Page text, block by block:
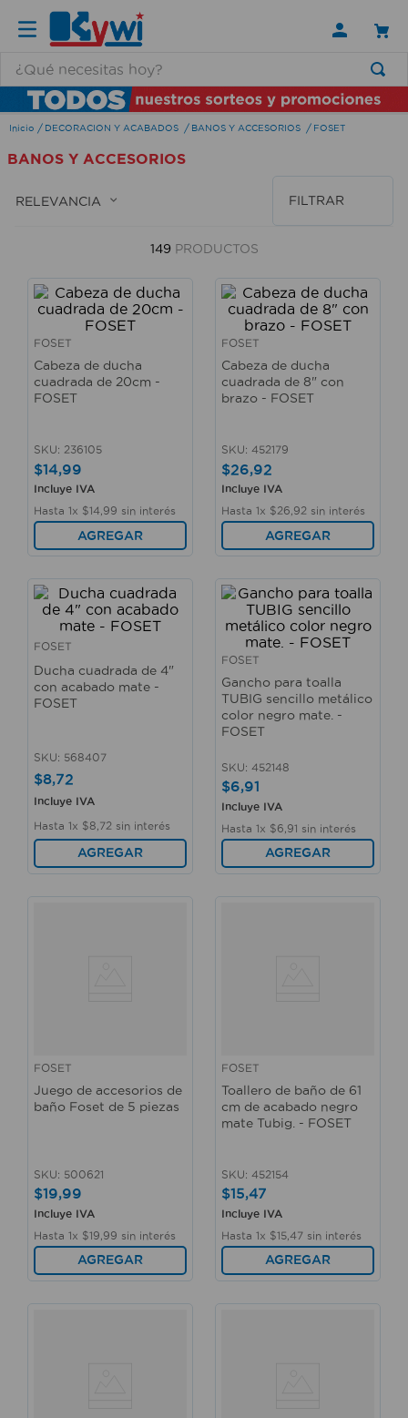
DECORACION Y ACABADOS BANOS Y ACCESORIOS FOSET
BANOS Y ACCESORIOS
RELEVANCIA FILTRAR
149 PRODUCTOS
FOSET
Cabeza de ducha
cuadrada de 20cm -
FOSET
SKU: 236105
$14,99
Incluye IVA
Hasta 1x $14 99 sin interés
AGREGAR
FOSET
Cabeza de ducha
cuadrada de 8" con
brazo - FOSET
SKU: 452179
$26,92
Incluye IVA
Hasta 1x $26 92 sin interés
AGREGAR
FOSET
Ducha cuadrada de 4"
con acabado mate -
FOSET
SKU: 568407
$8,72
Incluye IVA
Hasta 1x $8 72 sin interés
AGREGAR
FOSET
Gancho para toalla
TUBIG sencillo metálico
color negro mate. -
FOSET
SKU: 452148
$6,91
Incluye IVA
Hasta 1x $6 91 sin interés
AGREGAR
FOSET
Juego de accesorios de
baño Foset de 5 piezas
SKU: 500621
$19,99
Incluye IVA
Hasta 1x $19 99 sin interés
AGREGAR
FOSET
Toallero de baño de 61
cm de acabado negro
mate Tubig. - FOSET
SKU: 452154
$15,47
Incluye IVA
Hasta 1x $15 47 sin interés
AGREGAR
TÉRMINOS MÁS BUSCADOS
1.
lamparas
2.
ducha
3.
silla
organizador
aspiradora
taladro